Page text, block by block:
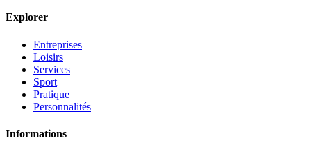
Explorer
Entreprises
Loisirs
Services
Sport
Pratique
Personnalités
Informations